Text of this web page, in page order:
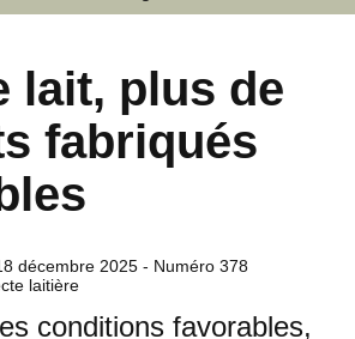
lait, plus de
fabriqués
décembre 2025 - Numéro 378
laitière
conditions favorables,